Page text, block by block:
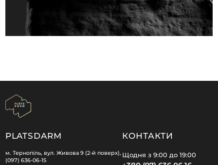
PLATSDARM
м. Тернопіль, вул. Живова 9 (2-й поверх),
(097) 636-06-15
КОНТАКТИ
Щодня з 9:00 до 19:00